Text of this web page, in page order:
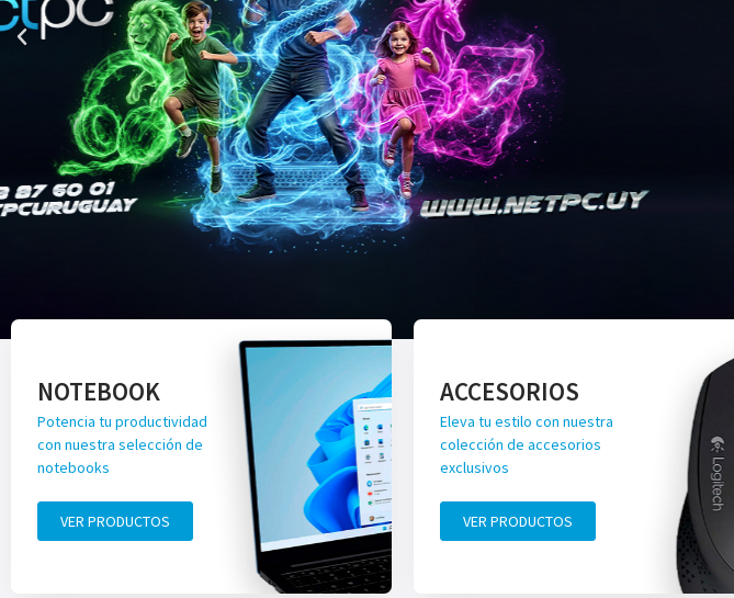
NOTEBOOK
Potencia tu productividad
con nuestra selección de
notebooks
VER PRODUCTOS
ACCESORIOS
Eleva tu estilo con nuestra
colección de accesorios
exclusivos
VER PRODUCTOS